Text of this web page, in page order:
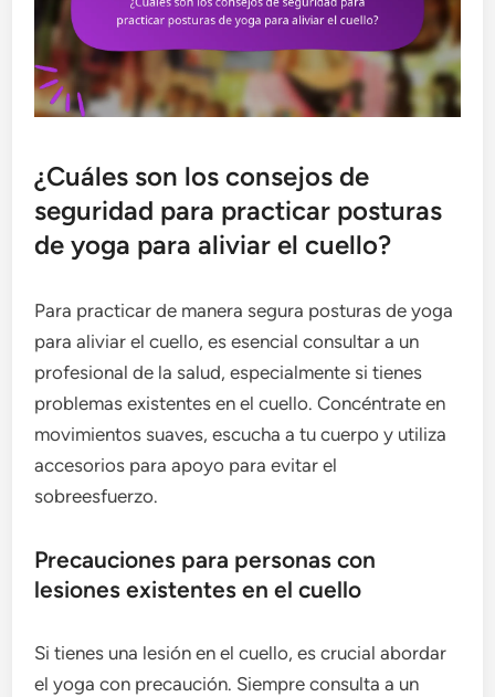
¿Cuáles son los consejos de
seguridad para practicar posturas
de yoga para aliviar el cuello?
Para practicar de manera segura posturas de yoga
para aliviar el cuello, es esencial consultar a un
profesional de la salud, especialmente si tienes
problemas existentes en el cuello. Concéntrate en
movimientos suaves, escucha a tu cuerpo y utiliza
accesorios para apoyo para evitar el
sobreesfuerzo.
Precauciones para personas con
lesiones existentes en el cuello
Si tienes una lesión en el cuello, es crucial abordar
el yoga con precaución. Siempre consulta a un